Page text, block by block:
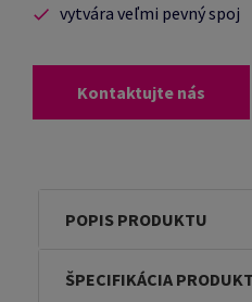
vytvára veľmi pevný spoj
Kontaktujte nás
POPIS PRODUKTU
ŠPECIFIKÁCIA